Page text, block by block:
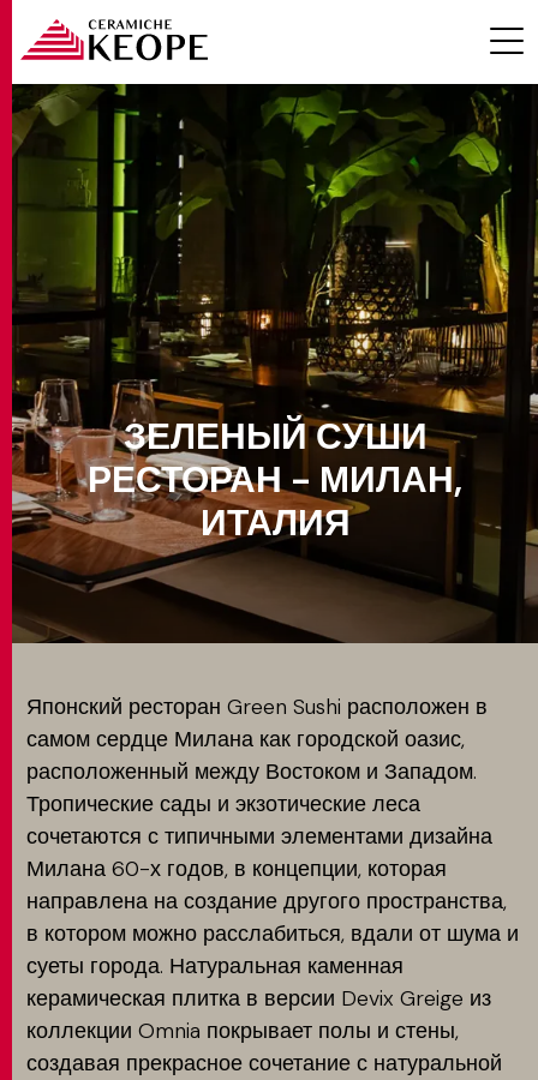
MAGAZINE
КОНТАКТЫ
ПОИСК
ЗАПРЕТНАЯ ЗОНА
ЗЕЛЕНЫЙ СУШИ
РЕСТОРАН - МИЛАН,
ИТАЛИЯ
Японский ресторан Green Sushi расположен в
самом сердце Милана как городской оазис,
расположенный между Востоком и Западом.
Тропические сады и экзотические леса
сочетаются с типичными элементами дизайна
Милана 60-х годов, в концепции, которая
направлена на создание другого пространства,
в котором можно расслабиться, вдали от шума и
суеты города. Натуральная каменная
керамическая плитка в версии Devix Greige из
коллекции Omnia покрывает полы и стены,
создавая прекрасное сочетание с натуральной